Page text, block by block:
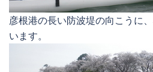
彦根港の長い防波堤の向こうに
います。